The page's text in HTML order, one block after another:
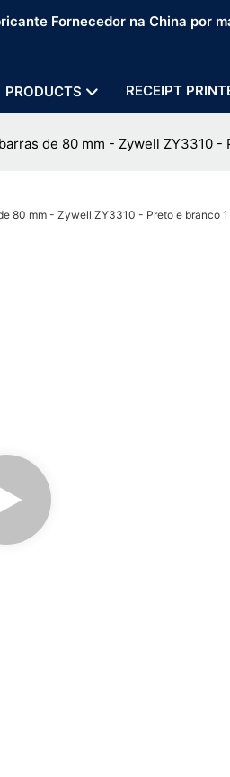
Fornecedor na China por
PRODUCTS RECEIPT
de 80 mm - Zywell ZY3310 -